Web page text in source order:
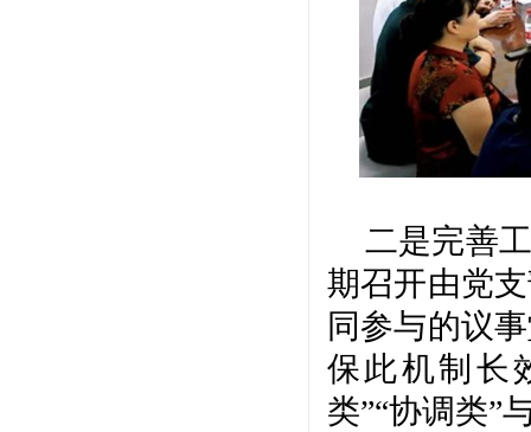
二是完善
期召开由党
同参与的议
保此机制长
类”“协调类”